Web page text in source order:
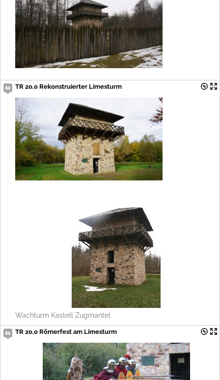
TR 20,0 Rekonstruierter Limesturm
Wachturm Kastell Zugmantel
TR 20,0 Römerfest am Limesturm